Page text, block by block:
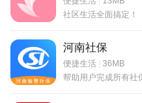
社区生活全面搞定！
河南社保
便捷生活 | 36MB
帮助用户完成所有社